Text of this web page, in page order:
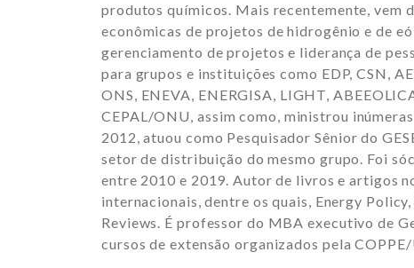
produtos químicos. Mais recentemente, vem
econômicas de projetos de hidrogênio e de
gerenciamento de projetos e liderança de
para grupos e instituições como EDP, CSN,
ONS, ENEVA, ENERGISA, LIGHT,
CEPAL/ONU, assim como, ministrou
2012, atuou como Pesquisador Sênior do
setor de distribuição do mesmo grupo. Foi
entre 2010 e 2019. Autor de livros e artigos
internacionais, dentre os quais, Energy
Reviews. É professor do MBA executivo de
cursos de extensão organizados pela COPPE/